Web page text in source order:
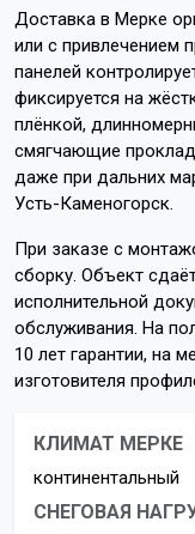
Доставка в Мерке
или с привлечением
панелей
фиксируется на
плёнкой,
смягчающие
даже при дальних
Усть-Каменогорск.
При заказе с
сборку. Объект
исполнительной
обслуживания. На
10 лет гарантии, на
изготовителя
КЛИМАТ МЕРКЕ
континентальный
СНЕГОВАЯ